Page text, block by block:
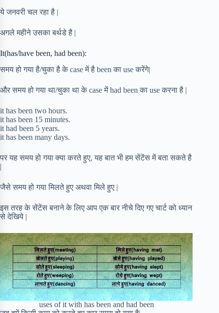
ये जनवरी चल रहा है |
अगले महीने उसका बर्थडे है |
It(has/have been, had been):
समय हो गया है/चुका है के case में है been का use करेंगे|
और समय हो गया था/चुका था के case में had been का use करना है |
it has been two hours.
it has been 15 minutes.
it had been 5 years.
it has been many days.
पर यह समय हो गया क्या करते हुए, यह बात भी हम सेंटेंस में बता सकते है
|
जैसे समय हो गया मिलते हुए अथवा मिले हुए |
इस तरह के सेंटेंस बनाने के लिए आप एक बार नीचे दिए गए चार्ट को ध्यान
से देखिये |
uses of it with has been and had been